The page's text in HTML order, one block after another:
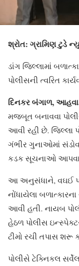
શ્રોત: ગ્રામિણ ટુડે
ડાંગ જિલ્લામાં
પોલીસની ત્વરિત
દિનકર બંગાળ,
મજબૂત બનાવવા
આવી રહી છે. જિલ્લા
ગંભીર ગુનાઓમાં
કડક સૂચનાઓ
આ અનુસંધાને, વઘઈ
નોંધાયેલા બળાત્કારના
આવી હતી. નાયબ
હેઠળ પોલીસ
ટીમો રચી તપાસ શરૂ
પોલીસે ટેક્નિકલ